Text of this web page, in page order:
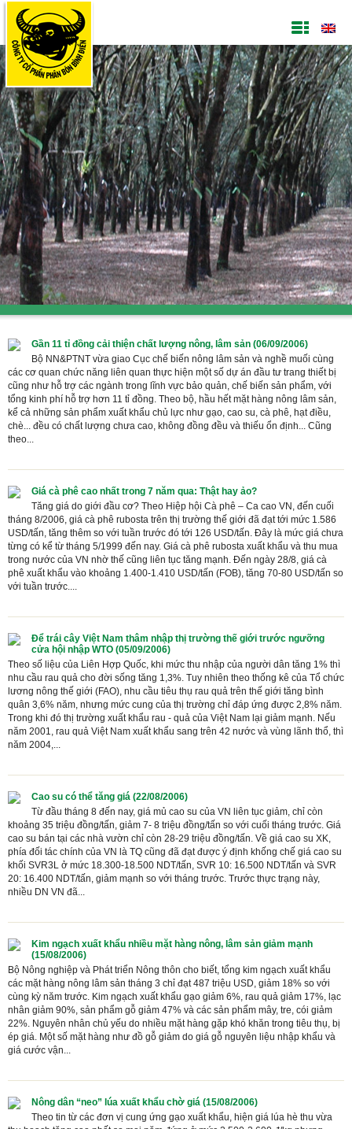
Gần 11 tỉ đồng cải thiện chất lượng nông, lâm sản (06/09/2006)
Bộ NN&PTNT vừa giao Cục chế biến nông lâm sản và nghề muối cùng
các cơ quan chức năng liên quan thực hiện một số dự án đầu tư trang thiết bị
cũng như hỗ trợ các ngành trong lĩnh vực bảo quản, chế biến sản phẩm, với
tổng kinh phí hỗ trợ hơn 11 tỉ đồng. Theo bộ, hầu hết mặt hàng nông lâm sản,
kể cả những sản phẩm xuất khẩu chủ lực như gạo, cao su, cà phê, hạt điều,
chè... đều có chất lượng chưa cao, không đồng đều và thiếu ổn định... Cũng
theo...
Giá cà phê cao nhất trong 7 năm qua: Thật hay ảo?
Tăng giá do giới đầu cơ? Theo Hiệp hội Cà phê – Ca cao VN, đến cuối
tháng 8/2006, giá cà phê rubosta trên thị trường thế giới đã đạt tới mức 1.586
USD/tấn, tăng thêm so với tuần trước đó tới 126 USD/tấn. Đây là mức giá chưa
từng có kể từ tháng 5/1999 đến nay. Giá cà phê rubosta xuất khẩu và thu mua
trong nước của VN nhờ thế cũng liên tục tăng mạnh. Đến ngày 28/8, giá cà
phê xuất khẩu vào khoảng 1.400-1.410 USD/tấn (FOB), tăng 70-80 USD/tấn so
với tuần trước....
Để trái cây Việt Nam thâm nhập thị trường thế giới trước ngưỡng
cửa hội nhập WTO (05/09/2006)
Theo số liệu của Liên Hợp Quốc, khi mức thu nhập của người dân tăng 1% thì
nhu cầu rau quả cho đời sống tăng 1,3%. Tuy nhiên theo thống kê của Tổ chức
lương nông thế giới (FAO), nhu cầu tiêu thụ rau quả trên thế giới tăng bình
quân 3,6% năm, nhưng mức cung của thị trường chỉ đáp ứng được 2,8% năm.
Trong khi đó thị trường xuất khẩu rau - quả của Việt Nam lại giảm mạnh. Nếu
năm 2001, rau quả Việt Nam xuất khẩu sang trên 42 nước và vùng lãnh thổ, thì
năm 2004,...
Cao su có thể tăng giá (22/08/2006)
Từ đầu tháng 8 đến nay, giá mủ cao su của VN liên tục giảm, chỉ còn
khoảng 35 triệu đồng/tấn, giảm 7- 8 triệu đồng/tấn so với cuối tháng trước. Giá
cao su bán tại các nhà vườn chỉ còn 28-29 triệu đồng/tấn. Về giá cao su XK,
phía đối tác chính của VN là TQ cũng đã đạt được ý định khống chế giá cao su
khối SVR3L ở mức 18.300-18.500 NDT/tấn, SVR 10: 16.500 NDT/tấn và SVR
20: 16.400 NDT/tấn, giảm mạnh so với tháng trước. Trước thực trạng này,
nhiều DN VN đã...
Kim ngạch xuất khẩu nhiều mặt hàng nông, lâm sản giảm mạnh
(15/08/2006)
Bộ Nông nghiệp và Phát triển Nông thôn cho biết, tổng kim ngạch xuất khẩu
các mặt hàng nông lâm sản tháng 3 chỉ đạt 487 triệu USD, giảm 18% so với
cùng kỳ năm trước. Kim ngạch xuất khẩu gạo giảm 6%, rau quả giảm 17%, lạc
nhân giảm 90%, sản phẩm gỗ giảm 47% và các sản phẩm mây, tre, cói giảm
22%. Nguyên nhân chủ yếu do nhiều mặt hàng gặp khó khăn trong tiêu thụ, bị
ép giá. Một số mặt hàng như đồ gỗ giảm do giá gỗ nguyên liệu nhập khẩu và
giá cước vận...
Nông dân “neo” lúa xuất khẩu chờ giá (15/08/2006)
Theo tin từ các đơn vị cung ứng gạo xuất khẩu, hiện giá lúa hè thu vừa